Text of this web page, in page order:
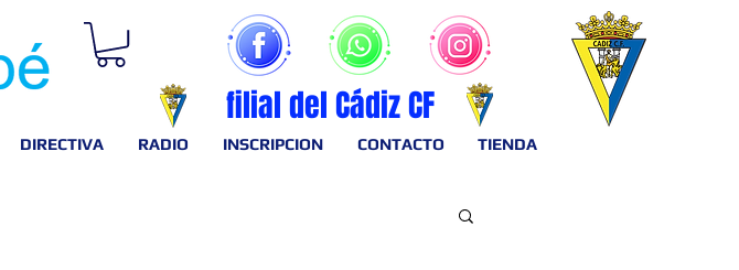
filial del Cádiz CF
DIRECTIVA RADIO INSCRIPCION CONTACTO TIENDA